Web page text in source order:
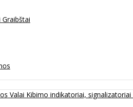
Graibštai
Valai Kibimo indikatoriai, signalizatoriai